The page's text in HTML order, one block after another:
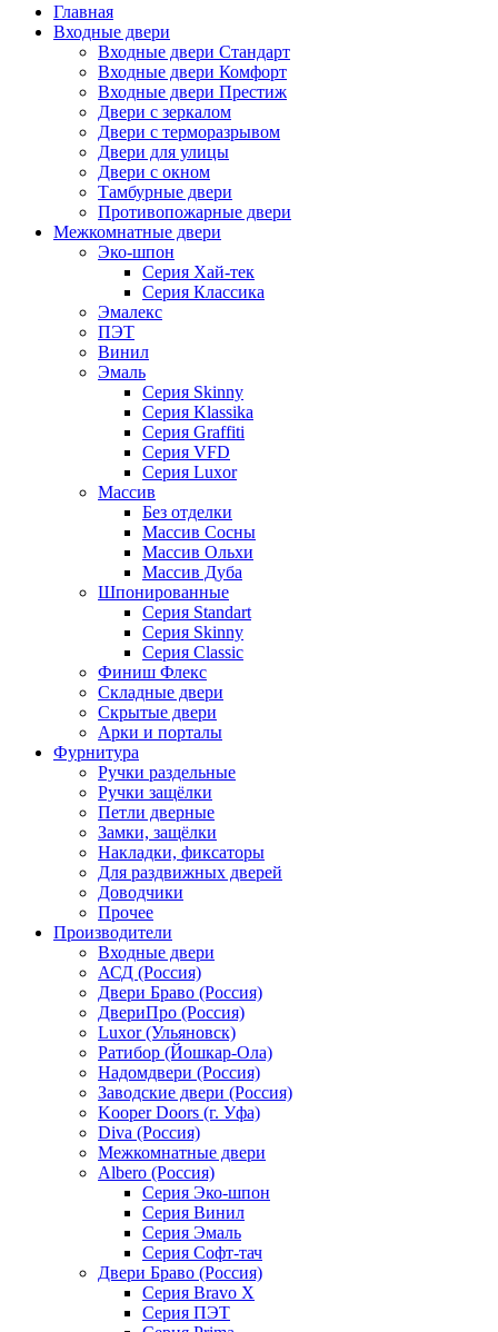
Главная
Входные двери
Входные двери Стандарт
Входные двери Комфорт
Входные двери Престиж
Двери с зеркалом
Двери с терморазрывом
Двери для улицы
Двери с окном
Тамбурные двери
Противопожарные двери
Межкомнатные двери
Эко-шпон
Серия Хай-тек
Серия Классика
Эмалекс
ПЭТ
Винил
Эмаль
Серия Skinny
Серия Klassika
Серия Graffiti
Серия VFD
Серия Luxor
Массив
Без отделки
Массив Сосны
Массив Ольхи
Массив Дуба
Шпонированные
Серия Standart
Серия Skinny
Серия Classic
Финиш Флекс
Складные двери
Скрытые двери
Арки и порталы
Фурнитура
Ручки раздельные
Ручки защёлки
Петли дверные
Замки, защёлки
Накладки, фиксаторы
Для раздвижных дверей
Доводчики
Прочее
Производители
Входные двери
АСД (Россия)
Двери Браво (Россия)
ДвериПро (Россия)
Luxor (Ульяновск)
Ратибор (Йошкар-Ола)
Надомдвери (Россия)
Заводские двери (Россия)
Kooper Doors (г. Уфа)
Diva (Россия)
Межкомнатные двери
Albero (Россия)
Серия Эко-шпон
Серия Винил
Серия Эмаль
Серия Софт-тач
Двери Браво (Россия)
Серия Bravo X
Серия ПЭТ